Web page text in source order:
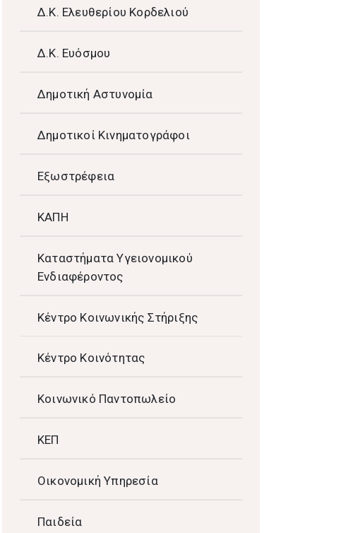
Δ.Κ. Ελευθερίου Κορδελιού
Δ.Κ. Ευόσμου
Δημοτική Αστυνομία
Δημοτικοί Κινηματογράφοι
Εξωστρέφεια
ΚΑΠΗ
Καταστήματα Υγειονομικού
Ενδιαφέροντος
Κέντρο Κοινωνικής Στήριξης
Κέντρο Κοινότητας
Κοινωνικό Παντοπωλείο
ΚΕΠ
Οικονομική Υπηρεσία
Παιδεία